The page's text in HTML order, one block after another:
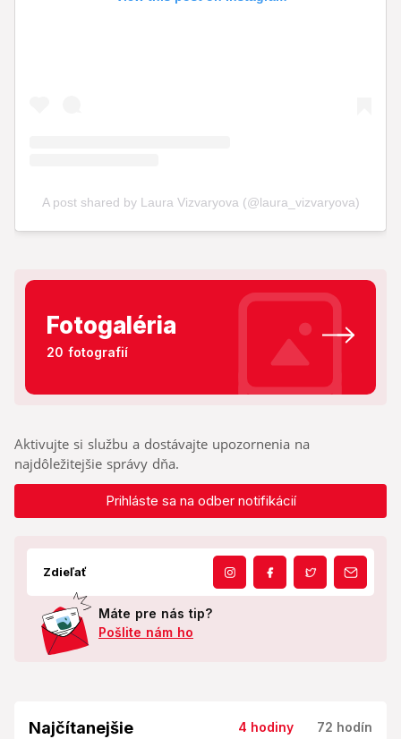
Fotogaléria
20 fotografií
Aktivujte si službu a dostávajte upozornenia na
najdôležitejšie správy dňa.
Prihláste sa na odber notifikácií
Zdieľať
Máte pre nás tip?
Pošlite nám ho
Najčítanejšie 4 hodiny 72 hodín